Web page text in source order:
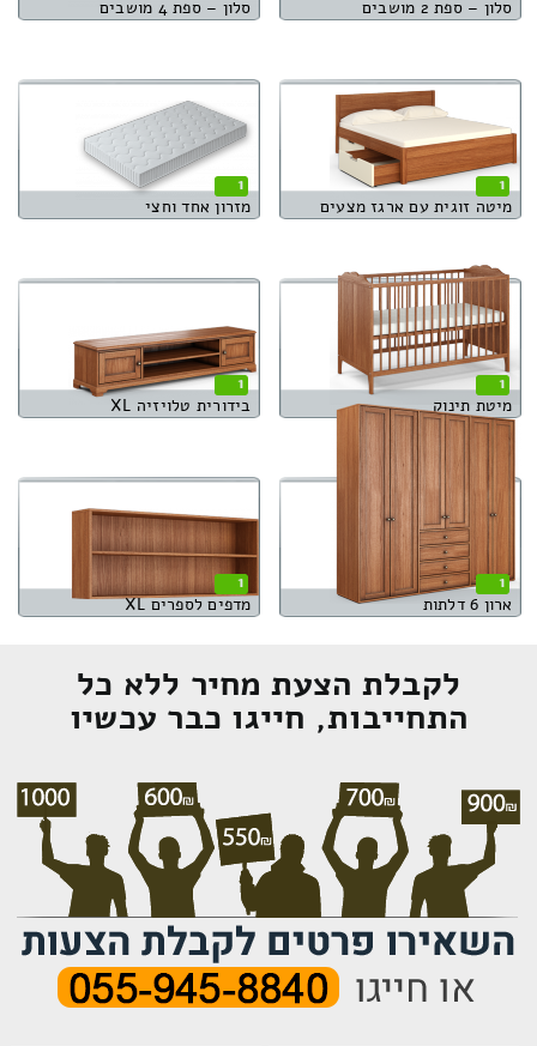
סלון – ספת 2 מושבים סלון – ספת 4 מושבים
1
מיטה זוגית עם ארגז מצעים
1
מזרון אחד וחצי
1
מיטת תינוק
1
בידורית טלויזיה XL
1
ארון 6 דלתות
1
מדפים לספרים XL
לקבלת הצעת מחיר ללא כל
התחייבות, חייגו כבר עכשיו